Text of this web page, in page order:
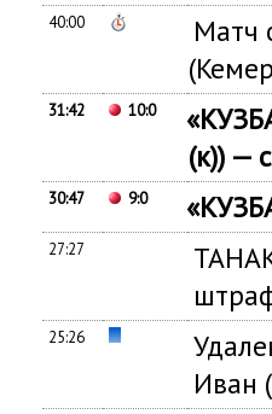
40:00 Матч
(
31:42 10:0 «
(к)) —
30:47 9:0 «
27:27
25:26
Иван (